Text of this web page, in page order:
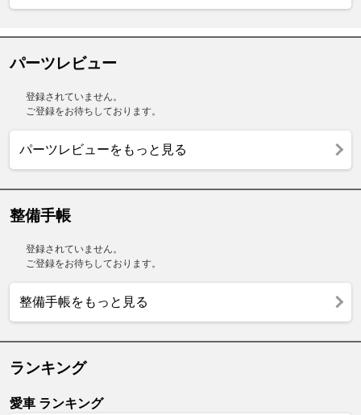
パーツレビュー
登録されていません。
ご登録をお待ちしております。
パーツレビューをもっと見る
整備手帳
登録されていません。
ご登録をお待ちしております。
整備手帳をもっと見る
ランキング
愛車 ランキング